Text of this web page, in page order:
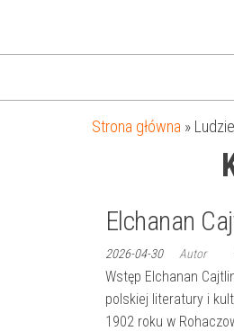
Strona główna »
Elchanan
2026-04-30 Autor
Wstęp Elchanan
polskiej literatury i
1902 roku w